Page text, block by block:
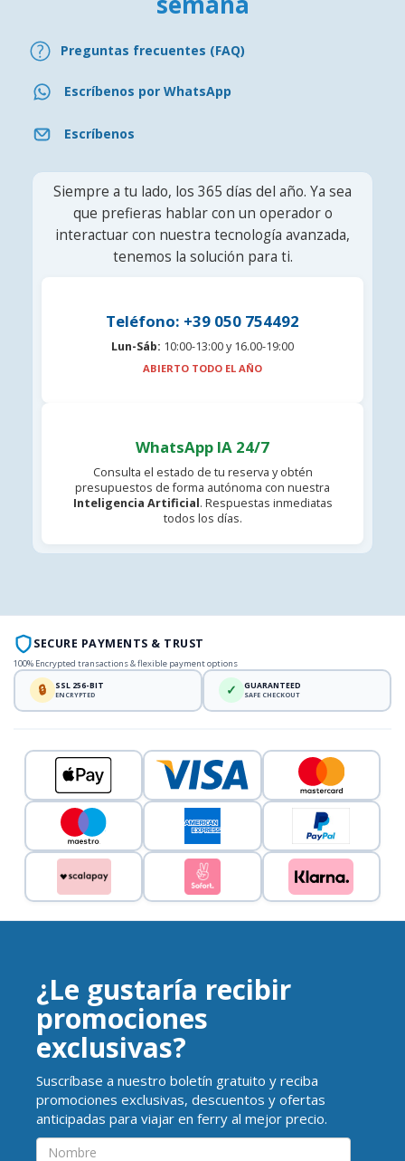
Preguntas frecuentes (FAQ)
Escríbenos por WhatsApp
Escríbenos
Siempre a tu lado, los 365 días del año. Ya sea
que prefieras hablar con un operador o
interactuar con nuestra tecnología avanzada,
tenemos la solución para ti.
Teléfono: +39 050 754492
Lun-Sáb: 10:00-13:00 y 16.00-19:00
ABIERTO TODO EL AÑO
WhatsApp IA 24/7
Consulta el estado de tu reserva y obtén
presupuestos de forma autónoma con nuestra
Inteligencia Artificial. Respuestas inmediatas
todos los días.
SECURE PAYMENTS & TRUST
100% Encrypted transactions & flexible payment options
🔒 SSL 256-BIT
ENCRYPTED ✓ GUARANTEED
SAFE CHECKOUT
¿Le gustaría recibir
promociones
exclusivas?
Suscríbase a nuestro boletín gratuito y reciba
promociones exclusivas, descuentos y ofertas
anticipadas para viajar en ferry al mejor precio.